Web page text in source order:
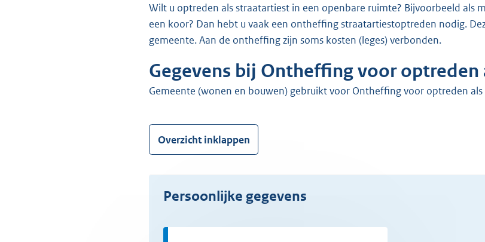
Wilt u optreden als straatartiest in een openbare ruimte? Bijvoorbeeld als muzikant, goochelaar, tekenaar of met
een koor? Dan hebt u vaak een ontheffing straatartiestoptreden nodig.
gemeente. Aan de ontheffing zijn soms kosten (leges) verbonden.
Gegevens bij Ontheffing voor
gemeente (wonen en bouwen) gebruikt voor Ontheffing voor optreden
Overzicht inklappen
Persoonlijke gegevens